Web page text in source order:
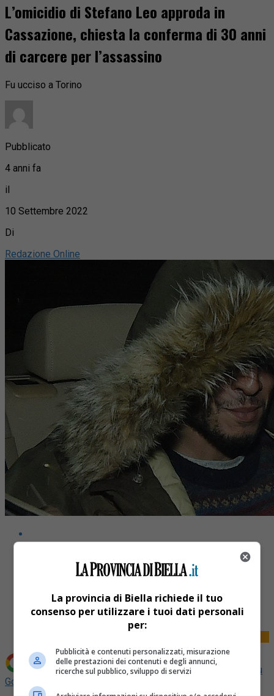
L’omicidio di Stefano Leo approda in
Cassazione, chiesta la conferma di 30 anni
di carcere per l’assassino
Fu ucciso a Torino
Pubblicato
4 anni fa
il
10 Settembre 2022
Di
Redazione Online
Tweet
Aggiungi La Provincia di Biella come Fonte preferita su
Google
La provincia di Biella richiede il tuo
consenso per utilizzare i tuoi dati personali
per:
Pubblicità e contenuti personalizzati, misurazione
delle prestazioni dei contenuti e degli annunci,
ricerche sul pubblico, sviluppo di servizi